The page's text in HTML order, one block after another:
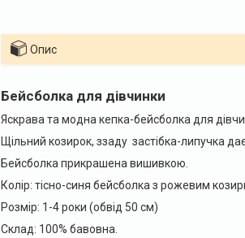
Опис
Бейсболка для дівчинки
Яскрава та модна кепка-бейсболка для
Щільний козирок, ззаду застібка-липучка
Бейсболка прикрашена вишивкою.
Колір: тісно-синя бейсболка з рожевим
Розмір: 1-4 роки (обвід 50 см)
Склад: 100% бавовна.